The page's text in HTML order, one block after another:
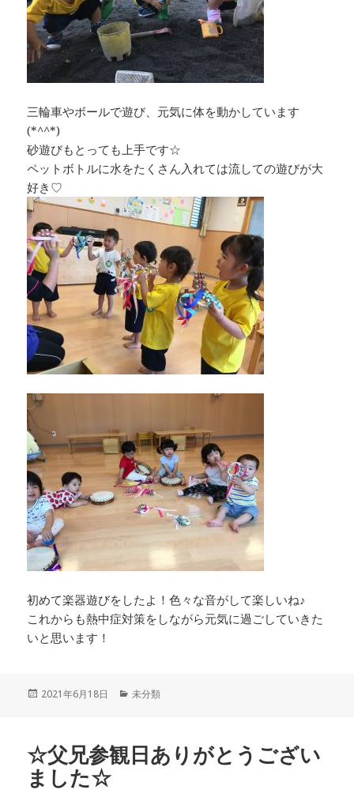
三輪車やボールで遊び、元気に体を動かしています
(*^^*)
砂遊びもとっても上手です☆
ペットボトルに水をたくさん入れては流しての遊びが大
好き♡
初めて楽器遊びをしたよ！色々な音がして楽しいね♪
これからも熱中症対策をしながら元気に過ごしていきた
いと思います！
投
2021年6月18日
カ
ー
未分類
☆父兄参観日ありがとうござい
ました☆